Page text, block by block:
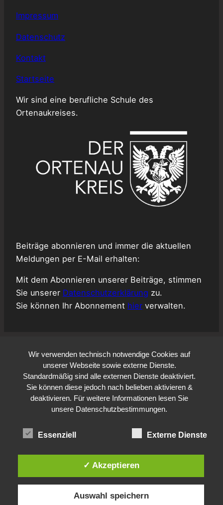
Impressum
Datenschutz
Kontakt
Startseite
Wir sind eine berufliche Schule des
Ortenaukreises.
Beiträge abonnieren und immer die aktuellen
Meldungen per E-Mail erhalten:
Mit dem Abonnieren unserer Beiträge, stimmen
Sie unserer Datenschutzerklärung zu.
Sie können Ihr Abonnement hier verwalten.
Wir verwenden technisch notwendige Cookies auf
unserer Webseite sowie externe Dienste.
Standardmäßig sind alle externen Dienste deaktiviert.
Sie können diese jedoch nach belieben aktivieren &
deaktivieren. Für weitere Informationen lesen Sie
unsere Datenschutzbestimmungen.
Essenziell Externe Dienste
✓ Akzeptieren
Auswahl speichern